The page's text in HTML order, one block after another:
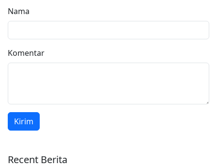
Nama
Komentar
Kirim
Recent Berita